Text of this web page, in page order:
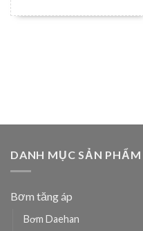
DANH MỤC SẢN PHẨM
Bơm tăng áp
Bơm Daehan